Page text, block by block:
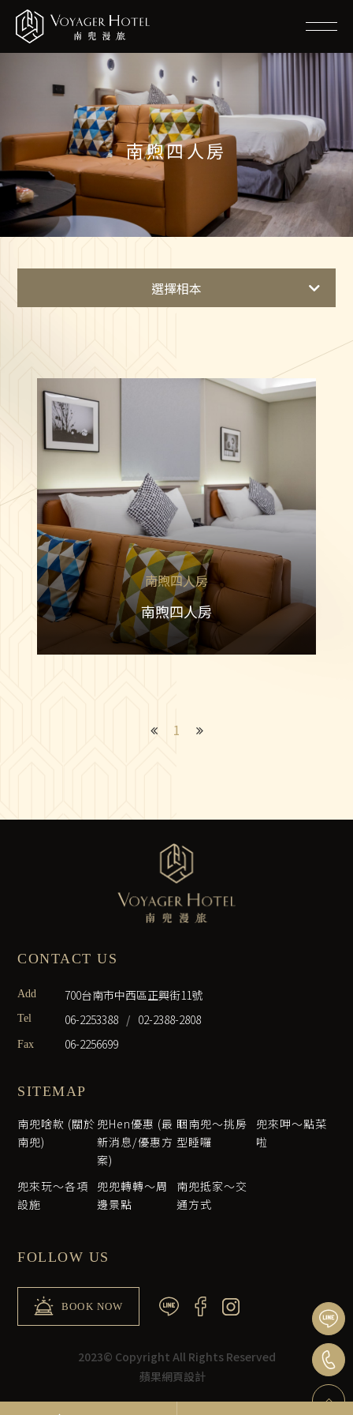
南煦四人房
選擇相本
兜迎雙人房
兜遊雙人房
南閣套房
南煦四人房
南煦四人房
1
CONTACT US
Add 700台南市中西區正興街11號
Tel 06-2253388 / 02-2388-2808
Fax 06-2256699
SITEMAP
南兜啥款 (關於
南兜)
兜Hen優惠 (最
新消息/優惠方
案)
睏南兜～挑房
型睡囉
兜來呷～點菜
啦
兜來玩～各項
設施
兜兜轉轉～周
邊景點
南兜抵家～交
通方式
FOLLOW US
BOOK NOW
2023© Copyright All Rights Reserved
蘋果網頁設計